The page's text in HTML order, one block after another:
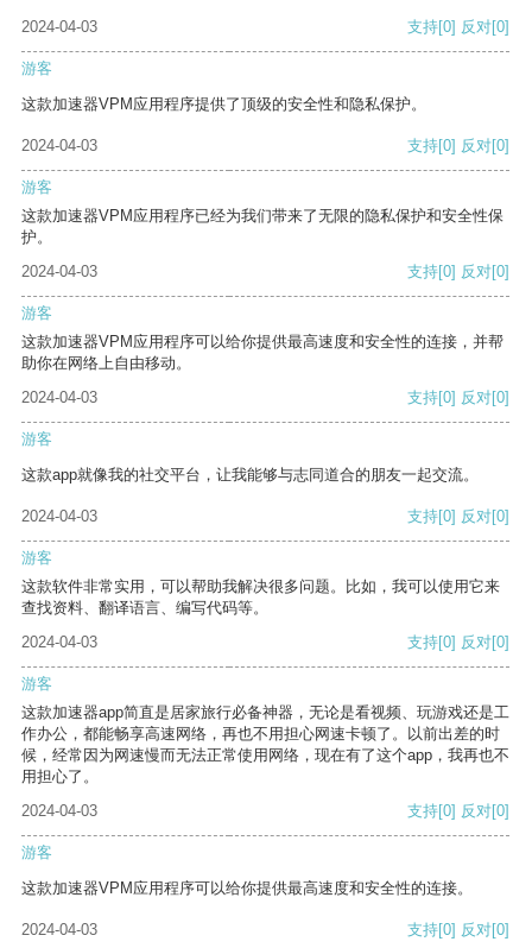
2024-04-03 支持[0] 反对[0]
游客
这款加速器VPM应用程序提供了顶级的安全性和隐私保护。
2024-04-03 支持[0] 反对[0]
游客
这款加速器VPM应用程序已经为我们带来了无限的隐私保护和安全性保
护。
2024-04-03
支持[0] 反对[0]
游客
这款加速器VPM应用程序可以给你提供最高速度和安全性的连接，并帮
助你在网络上自由移动。
2024-04-03
支持[0] 反对[0]
游客
这款app就像我的社交平台，让我能够与志同道合的朋友一起交流。
2024-04-03 支持[0] 反对[0]
游客
这款软件非常实用，可以帮助我解决很多问题。比如，我可以使用它来
查找资料、翻译语言、编写代码等。
2024-04-03
支持[0] 反对[0]
游客
这款加速器app简直是居家旅行必备神器，无论是看视频、玩游戏还是工
作办公，都能畅享高速网络，再也不用担心网速卡顿了。以前出差的时
候，经常因为网速慢而无法正常使用网络，现在有了这个app，我再也不
用担心了。
2024-04-03
支持[0] 反对[0]
游客
这款加速器VPM应用程序可以给你提供最高速度和安全性的连接。
2024-04-03 支持[0] 反对[0]